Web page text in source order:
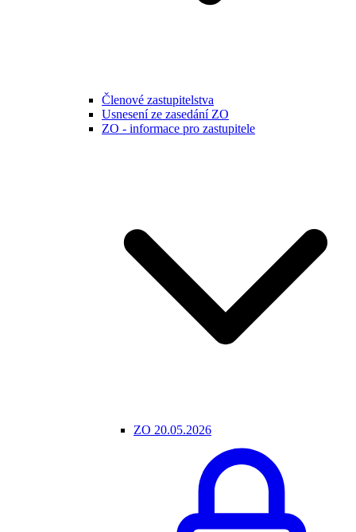
Členové zastupitelstva
Usnesení ze zasedání ZO
ZO - informace pro zastupitele
ZO 20.05.2026